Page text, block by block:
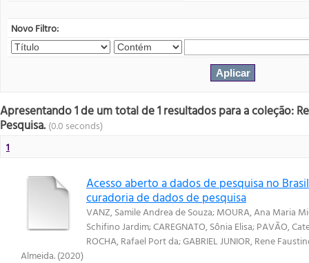
Novo Filtro:
Apresentando 1 de um total de 1 resultados para a coleção:
Pesquisa. (0.0 seconds)
1
Acesso aberto a dados de pesquisa no
curadoria de dados de pesquisa
VANZ, Samile Andrea de Souza;MOURA, Ana Maria
Schifino Jardim;CAREGNATO, Sônia Elisa;PAVÃO,
ROCHA, Rafael Port da;GABRIEL JUNIOR, Rene
Almeida.(2020)